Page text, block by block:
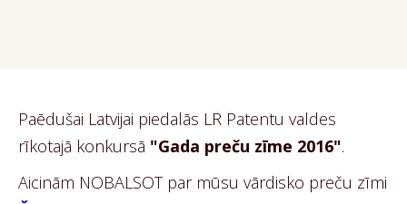
Paēdušai Latvijai piedalās LR Patentu valdes
rīkotajā konkursā "Gada preču zīme 2016".
Aicinām NOBALSOT par mūsu vārdisko preču zīmi